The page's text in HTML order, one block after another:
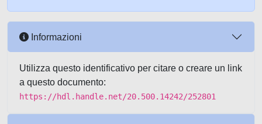
Informazioni
Utilizza questo identificativo per citare o creare un link
a questo documento:
https://hdl.handle.net/20.500.14242/252801